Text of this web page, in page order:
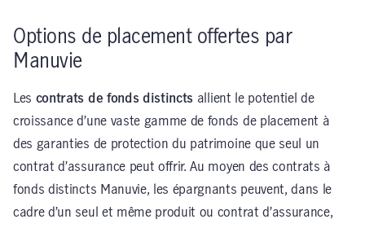
Options de placement offertes par
Manuvie
Les contrats de fonds distincts allient le potentiel de
croissance d’une vaste gamme de fonds de placement à
des garanties de protection du patrimoine que seul un
contrat d’assurance peut offrir. Au moyen des contrats à
fonds distincts Manuvie, les épargnants peuvent, dans le
cadre d’un seul et même produit ou contrat d’assurance,